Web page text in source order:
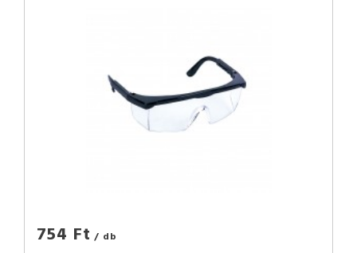
754 Ft / db